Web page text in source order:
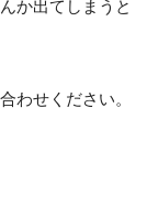
か出てしまうと
わせください。